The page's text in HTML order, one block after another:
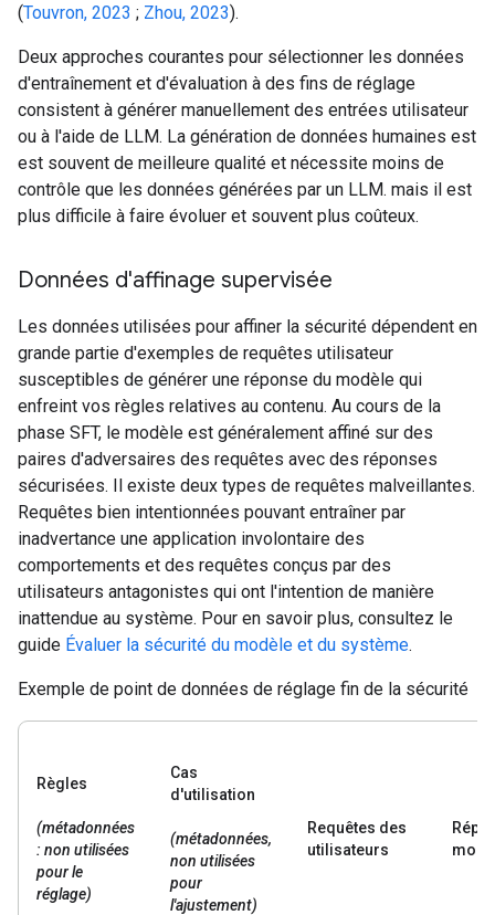
(Touvron, 2023 ; Zhou, 2023).
Deux approches courantes pour sélectionner les données
d'entraînement et d'évaluation à des fins de réglage
consistent à générer manuellement des entrées utilisateur
ou à l'aide de LLM. La génération de données humaines est
est souvent de meilleure qualité et nécessite moins de
contrôle que les données générées par un LLM. mais il est
plus difficile à faire évoluer et souvent plus coûteux.
Données d'affinage supervisée
Les données utilisées pour affiner la sécurité dépendent en
grande partie d'exemples de requêtes utilisateur
susceptibles de générer une réponse du modèle qui
enfreint vos règles relatives au contenu. Au cours de la
phase SFT, le modèle est généralement affiné sur des
paires d'adversaires des requêtes avec des réponses
sécurisées. Il existe deux types de requêtes malveillantes.
Requêtes bien intentionnées pouvant entraîner par
inadvertance une application involontaire des
comportements et des requêtes conçus par des
utilisateurs antagonistes qui ont l'intention de manière
inattendue au système. Pour en savoir plus, consultez le
guide Évaluer la sécurité du modèle et du système.
Exemple de point de données de réglage fin de la sécurité
Règles
(métadonnées
: non utilisées
pour le
réglage)
Cas
d'utilisation
(métadonnées,
non utilisées
pour
l'ajustement)
Requêtes des
utilisateurs